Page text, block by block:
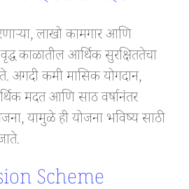
लाखो कामगार आणि
काळातील आर्थिक सुरक्षिततेचा
अगदी कमी मासिक योगदान,
मदत आणि साठ वर्षानंतर
यामुळे ही योजना भविष्य साठी
Scheme